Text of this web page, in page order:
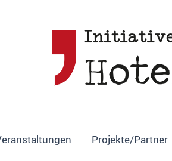
Projekte/Partner